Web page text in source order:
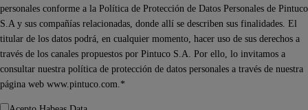
personales conforme a la Política de Protección de Datos Personales de Pintuco
S.A y sus compañías relacionadas, donde allí se describen sus finalidades. El
titular de los datos podrá, en cualquier momento, hacer uso de sus derechos a
través de los canales propuestos por Pintuco S.A. Por ello, lo invitamos a
consultar nuestra política de protección de datos personales a través de nuestra
página web www.pintuco.com.*